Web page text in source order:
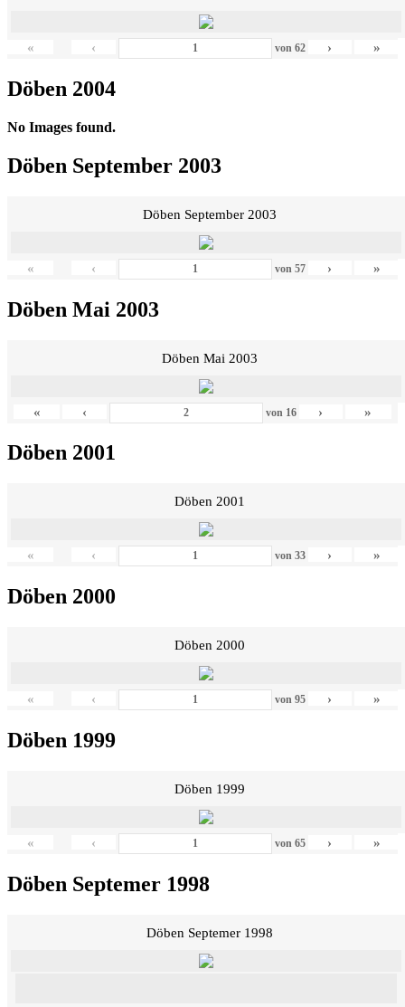
« ‹ von 62 › »
Döben 2004
No Images found.
Döben September 2003
Döben September 2003
« ‹ von 57 › »
Döben Mai 2003
Döben Mai 2003
« ‹ von 16 › »
Döben 2001
Döben 2001
« ‹ von 33 › »
Döben 2000
Döben 2000
« ‹ von 95 › »
Döben 1999
Döben 1999
« ‹ von 65 › »
Döben Septemer 1998
Döben Septemer 1998